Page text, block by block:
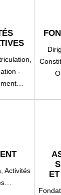
-
Activités